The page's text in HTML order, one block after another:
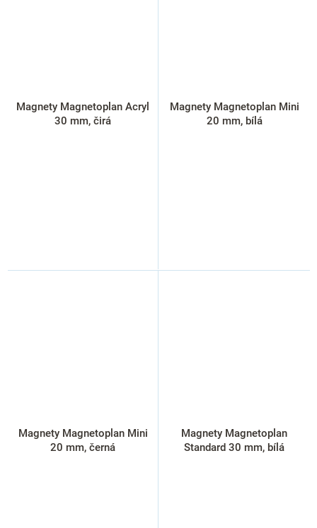
Magnety Magnetoplan Acryl
30 mm, čirá
Magnety Magnetoplan Mini
20 mm, bílá
Magnety Magnetoplan Mini
20 mm, černá
Magnety Magnetoplan
Standard 30 mm, bílá